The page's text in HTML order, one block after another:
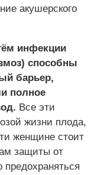
акушерского
инфекции
способны
барьер,
полное
Все эти
жизни плода,
женщине стоит
защиты от